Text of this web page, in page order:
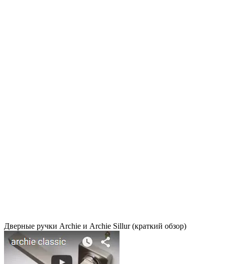
Дверные ручки Archie и Archie Sillur (краткий обзор)